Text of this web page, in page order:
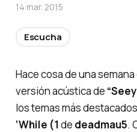
Hace cosa de una
versión acústica de
los temas más
‘While (1de deadmau5.
14 mar. 2015
Escucha